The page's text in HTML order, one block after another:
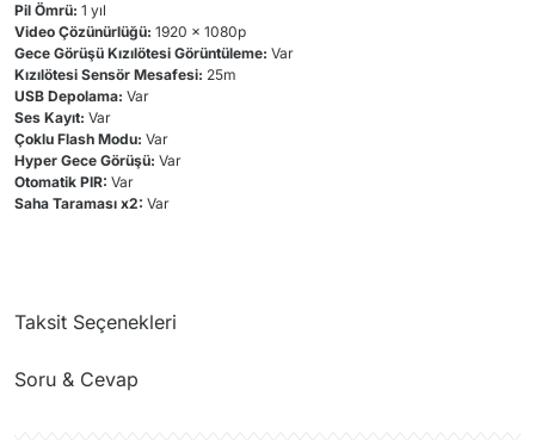
Pil Ömrü: 1 yıl
Video Çözünürlüğü: 1920 x 1080p
Gece Görüşü Kızılötesi Görüntüleme: Var
Kızılötesi Sensör Mesafesi: 25m
USB Depolama: Var
Ses Kayıt: Var
Çoklu Flash Modu: Var
Hyper Gece Görüşü: Var
Otomatik PIR: Var
Saha Taraması x2: Var
Taksit Seçenekleri
Soru & Cevap